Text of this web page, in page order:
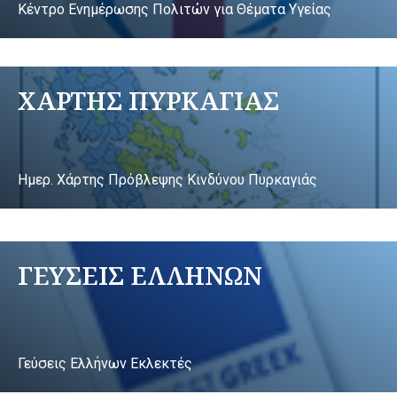
Κέντρο Ενημέρωσης Πολιτών για Θέματα Υγείας
ΧΑΡΤΗΣ ΠΥΡΚΑΓΙΑΣ
Ημερ. Χάρτης Πρόβλεψης Κινδύνου Πυρκαγιάς
ΓΕΥΣΕΙΣ ΕΛΛΗΝΩΝ
Γεύσεις Ελλήνων Εκλεκτές